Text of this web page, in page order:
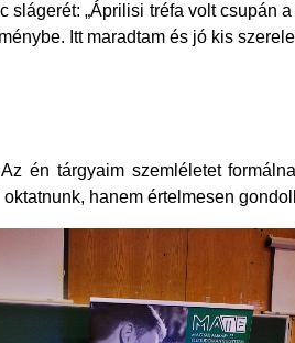
„Áprilisi tréfa volt csupán
Itt maradtam és jó kis
én tárgyaim szemléletet
hanem értelmesen